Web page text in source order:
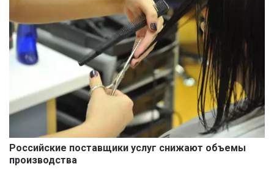
Российские поставщики услуг снижают объемы
производства